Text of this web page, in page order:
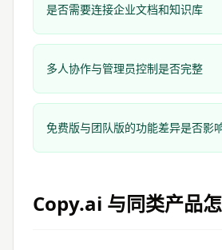
是否需要连接企业文档和知识库
多人协作与管理员控制是否完整
免费版与团队版的功能差异是否影
Copy.ai 与同类产品